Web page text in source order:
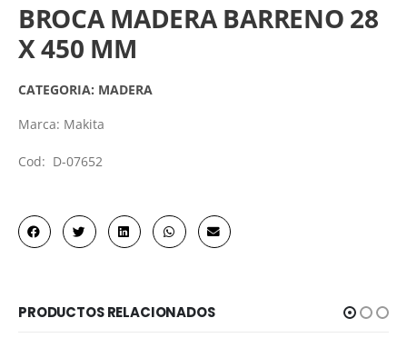
BROCA MADERA BARRENO 28
X 450 MM
CATEGORIA: MADERA
Marca: Makita
Cod: D-07652
PRODUCTOS RELACIONADOS